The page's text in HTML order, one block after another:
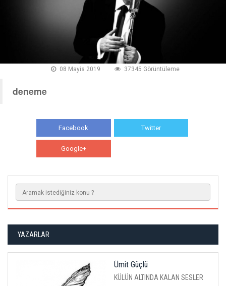
08 Mayis 2019 37345 Görüntüleme
deneme
Facebook Twitter
Google+
YAZARLAR
Ümit Güçlü
KÜLÜN ALTINDA KALAN SESLER